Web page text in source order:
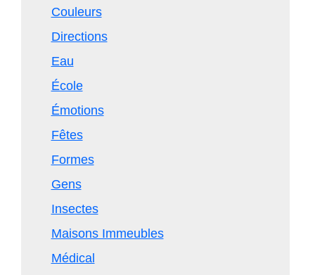
Couleurs
Directions
Eau
École
Émotions
Fêtes
Formes
Gens
Insectes
Maisons Immeubles
Médical